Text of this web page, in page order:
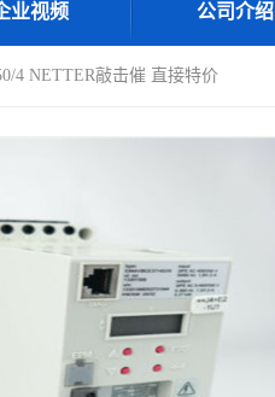
业视频 公司介绍
4 NETTER敲击催 直接特价